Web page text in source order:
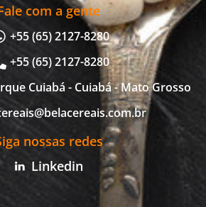
com a gente
+55 (65) 2127-8280
+55 (65) 2127-8280
Cuiabá - Cuiabá - Mato Grosso
nossas redes
Linkedin